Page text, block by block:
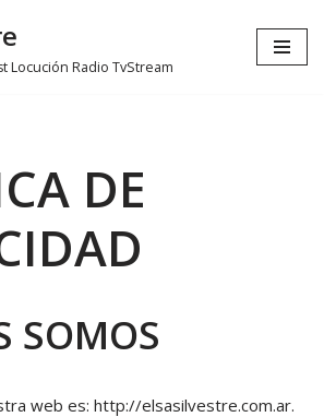
Locución Radio TvStream
DE
SOMOS
web es: http://elsasilvestre.com.ar.